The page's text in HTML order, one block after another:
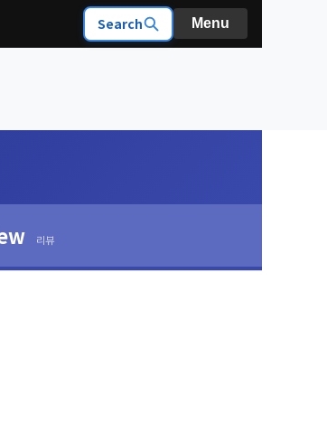
Search Menu
리뷰